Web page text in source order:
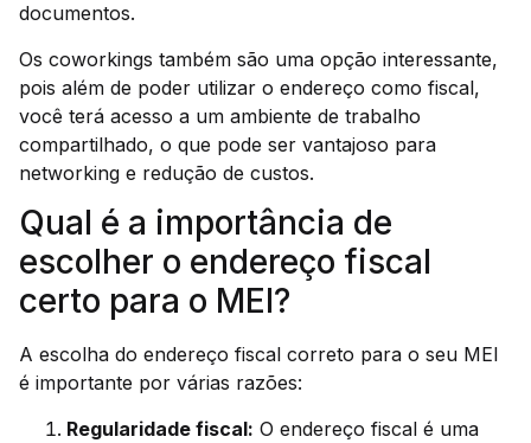
documentos.
Os coworkings também são uma opção interessante,
pois além de poder utilizar o endereço como fiscal,
você terá acesso a um ambiente de trabalho
compartilhado, o que pode ser vantajoso para
networking e redução de custos.
Qual é a importância de
escolher o endereço fiscal
certo para o MEI?
A escolha do endereço fiscal correto para o seu MEI
é importante por várias razões:
Regularidade fiscal: O endereço fiscal é uma